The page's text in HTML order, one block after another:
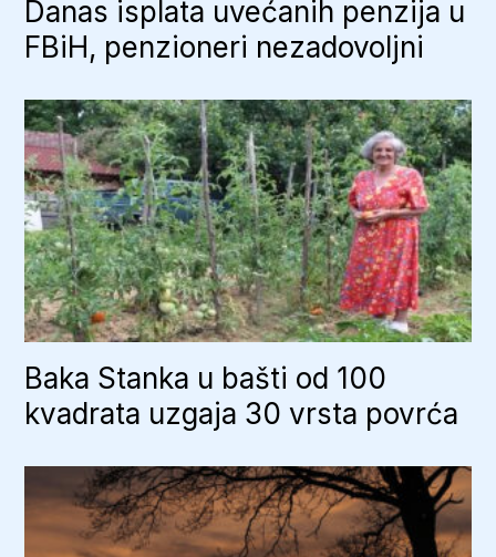
Danas isplata uvećanih penzija u
FBiH, penzioneri nezadovoljni
Baka Stanka u bašti od 100
kvadrata uzgaja 30 vrsta povrća